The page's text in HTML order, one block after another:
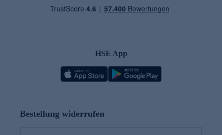
HSE App
Bestellung widerrufen